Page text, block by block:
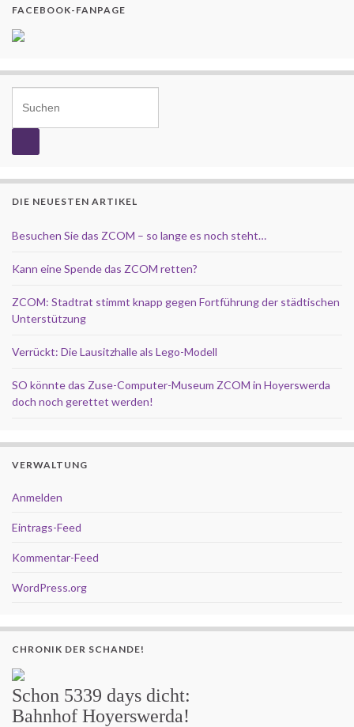
FACEBOOK-FANPAGE
DIE NEUESTEN ARTIKEL
Besuchen Sie das ZCOM – so lange es noch steht…
Kann eine Spende das ZCOM retten?
ZCOM: Stadtrat stimmt knapp gegen Fortführung der städtischen
Unterstützung
Verrückt: Die Lausitzhalle als Lego-Modell
SO könnte das Zuse-Computer-Museum ZCOM in Hoyerswerda
doch noch gerettet werden!
VERWALTUNG
Anmelden
Eintrags-Feed
Kommentar-Feed
WordPress.org
CHRONIK DER SCHANDE!
Schon 5339 days dicht:
Bahnhof Hoyerswerda!